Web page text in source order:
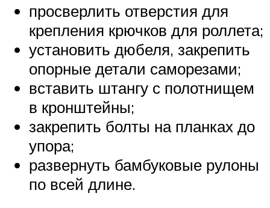
просверлить отверстия для
крепления крючков для роллета;
установить дюбеля, закрепить
опорные детали саморезами;
вставить штангу с полотнищем
в кронштейны;
закрепить болты на планках до
упора;
развернуть бамбуковые рулоны
по всей длине.